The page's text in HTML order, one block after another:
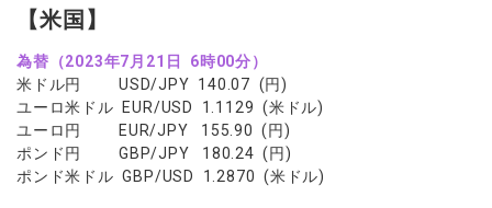
ライセンス
安全性
取引
取引商品
FX（通貨ペア）
現物株式
ETF
株式CFD
取引条件
スプレッド・手数料
ゼロカットとロスカット
スワップとロールオーバー
入出金方法
口座
口座の種類
口座タイプ
法人のお客様
口座開設
口座開設フォーム
必要書類
プラットフォーム
プラットフォーム
MT5
ツール
MT4/MT5 ヒストリカルデータ
パートナー
パートナーシップ・プログラム
ニュース
【米国】
為替（2023年7月21日 6時00分）
米ドル円 USD/JPY 140.07 (円)
ユーロ米ドル EUR/USD 1.1129 (米ドル)
ユーロ円 EUR/JPY 155.90 (円)
ポンド円 GBP/JPY 180.24 (円)
ポンド米ドル GBP/USD 1.2870 (米ドル)